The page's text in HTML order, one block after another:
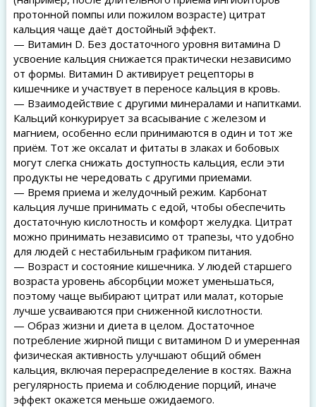
протонной помпы или пожилом возрасте) цитрат
кальция чаще даёт достойный эффект.
— Витамин D. Без достаточного уровня витамина D
усвоение кальция снижается практически независимо
от формы. Витамин D активирует рецепторы в
кишечнике и участвует в переносе кальция в кровь.
— Взаимодействие с другими минералами и напитками.
Кальций конкурирует за всасывание с железом и
магнием, особенно если принимаются в один и тот же
приём. Тот же оксалат и фитаты в злаках и бобовых
могут слегка снижать доступность кальция, если эти
продукты не чередовать с другими приемами.
— Время приема и желудочный режим. Карбонат
кальция лучше принимать с едой, чтобы обеспечить
достаточную кислотность и комфорт желудка. Цитрат
можно принимать независимо от трапезы, что удобно
для людей с нестабильным графиком питания.
— Возраст и состояние кишечника. У людей старшего
возраста уровень абсорбции может уменьшаться,
поэтому чаще выбирают цитрат или малат, которые
лучше усваиваются при сниженной кислотности.
— Образ жизни и диета в целом. Достаточное
потребление жирной пищи с витамином D и умеренная
физическая активность улучшают общий обмен
кальция, включая перераспределение в костях. Важна
регулярность приема и соблюдение порций, иначе
эффект окажется меньше ожидаемого.